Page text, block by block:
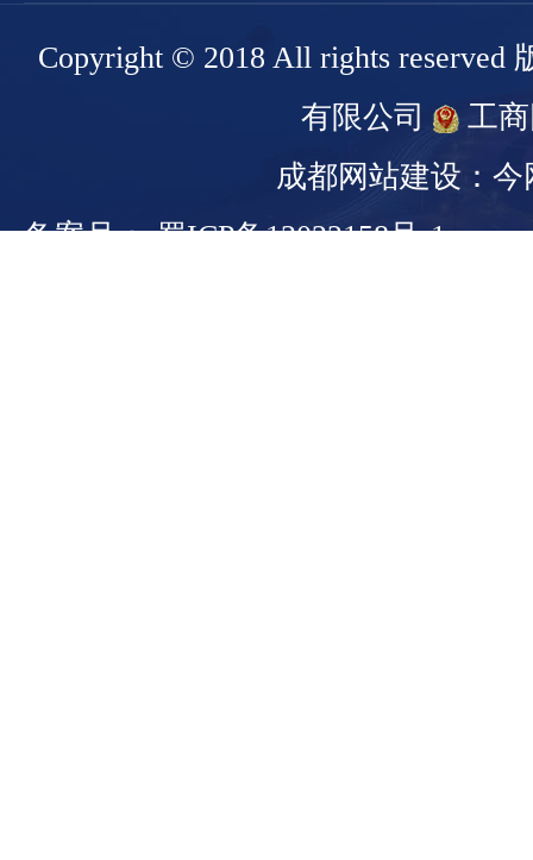
Copyright © 2018 All rights reserved
有限公司
工
成都网站建设：今
备案号： 蜀ICP备13022158号-1